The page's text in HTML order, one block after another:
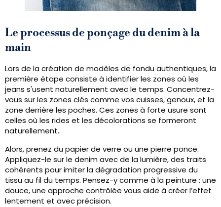
Le processus de ponçage du denim à la
main
Lors de la création de modèles de fondu authentiques, la
première étape consiste à identifier les zones où les
jeans s'usent naturellement avec le temps. Concentrez-
vous sur les zones clés comme vos cuisses, genoux, et la
zone derrière les poches. Ces zones à forte usure sont
celles où les rides et les décolorations se formeront
naturellement..
Alors, prenez du papier de verre ou une pierre ponce.
Appliquez-le sur le denim avec de la lumière, des traits
cohérents pour imiter la dégradation progressive du
tissu au fil du temps. Pensez-y comme à la peinture : une
douce, une approche contrôlée vous aide à créer l’effet
lentement et avec précision.